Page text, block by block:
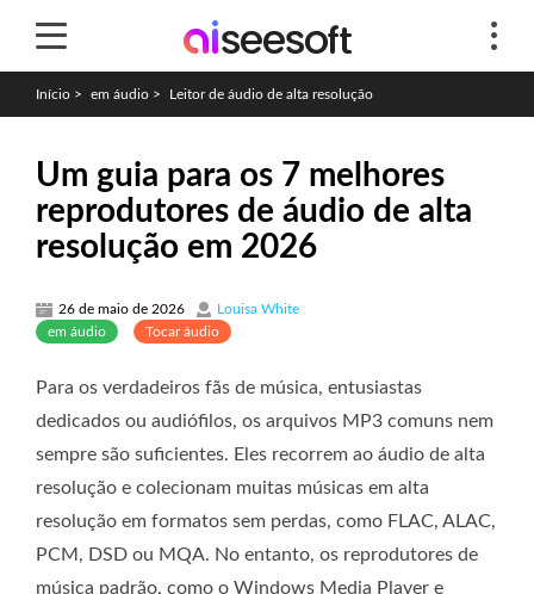
Início > em áudio > Leitor de áudio de alta resolução
Um guia para os 7 melhores
reprodutores de áudio de alta
resolução em 2026
26 de maio de 2026
Louisa White
em áudio
Tocar áudio
Para os verdadeiros fãs de música, entusiastas
dedicados ou audiófilos, os arquivos MP3 comuns nem
sempre são suficientes. Eles recorrem ao áudio de alta
resolução e colecionam muitas músicas em alta
resolução em formatos sem perdas, como FLAC, ALAC,
PCM, DSD ou MQA. No entanto, os reprodutores de
música padrão, como o Windows Media Player e